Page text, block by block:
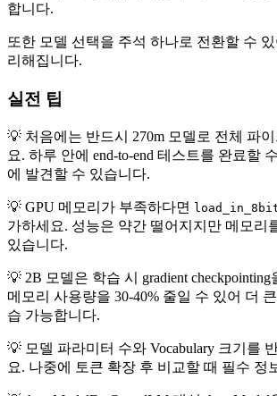
합니다.
또한 모델 선택을 주석 하나로 전환할 수
리해집니다.
실전 팁
💡 처음에는 반드시 270m 모델로 전체 파
요. 하루 안에 end-to-end 테스트를 완료할
에 발견할 수 있습니다.
💡 GPU 메모리가 부족하다면
가하세요. 성능은 약간 떨어지지만 메모리
있습니다.
💡 2B 모델은 학습 시 gradient
메모리 사용량을 30-40% 줄일 수 있어 더
습 가능합니다.
💡 모델 파라미터 수와 Vocabulary 크기를
요. 나중에 토큰 확장 후 비교할 때 필수 정